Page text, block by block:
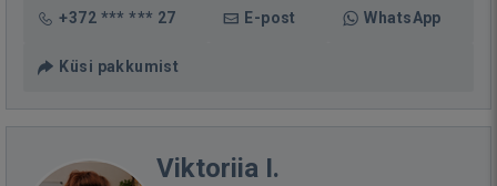
+372 *** *** 27 E-post WhatsApp
Küsi pakkumist
Viktoriia I.